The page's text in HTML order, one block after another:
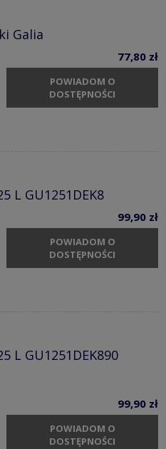
Galia
77,80 zł
POWIADOM O
DOSTĘPNOŚCI
L GU1251DEK8
99,90 zł
POWIADOM O
DOSTĘPNOŚCI
L GU1251DEK890
99,90 zł
POWIADOM O
DOSTĘPNOŚCI